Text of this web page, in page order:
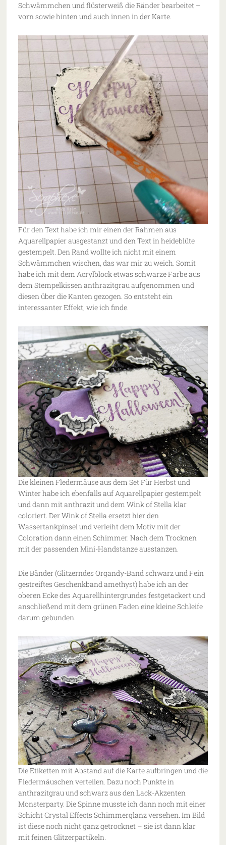
Schwämmchen und flüsterweiß die Ränder bearbeitet –
vorn sowie hinten und auch innen in der Karte.
Für den Text habe ich mir einen der Rahmen aus
Aquarellpapier ausgestanzt und den Text in heideblüte
gestempelt. Den Rand wollte ich nicht mit einem
Schwämmchen wischen, das war mir zu weich. Somit
habe ich mit dem Acrylblock etwas schwarze Farbe aus
dem Stempelkissen anthrazitgrau aufgenommen und
diesen über die Kanten gezogen. So entsteht ein
interessanter Effekt, wie ich finde.
Die kleinen Fledermäuse aus dem Set Für Herbst und
Winter habe ich ebenfalls auf Aquarellpapier gestempelt
und dann mit anthrazit und dem Wink of Stella klar
coloriert. Der Wink of Stella ersetzt hier den
Wassertankpinsel und verleiht dem Motiv mit der
Coloration dann einen Schimmer. Nach dem Trocknen
mit der passenden Mini-Handstanze ausstanzen.
Die Bänder (Glitzerndes Organdy-Band schwarz und Fein
gestreiftes Geschenkband amethyst) habe ich an der
oberen Ecke des Aquarellhintergrundes festgetackert und
anschließend mit dem grünen Faden eine kleine Schleife
darum gebunden.
Die Etiketten mit Abstand auf die Karte aufbringen und die
Fledermäuschen verteilen. Dazu noch Punkte in
anthrazitgrau und schwarz aus den Lack-Akzenten
Monsterparty. Die Spinne musste ich dann noch mit einer
Schicht Crystal Effects Schimmerglanz versehen. Im Bild
ist diese noch nicht ganz getrocknet – sie ist dann klar
mit feinen Glitzerpartikeln.